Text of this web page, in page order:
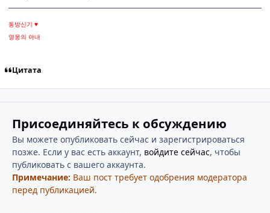
동방신기 ♥
영웅의 아내
Цитата
Присоединяйтесь к обсуждению
Вы можете опубликовать сейчас и зарегистрироваться
позже. Если у вас есть аккаунт, войдите сейчас, чтобы
публиковать с вашего аккаунта.
Примечание: Ваш пост требует одобрения модератора
перед публикацией.